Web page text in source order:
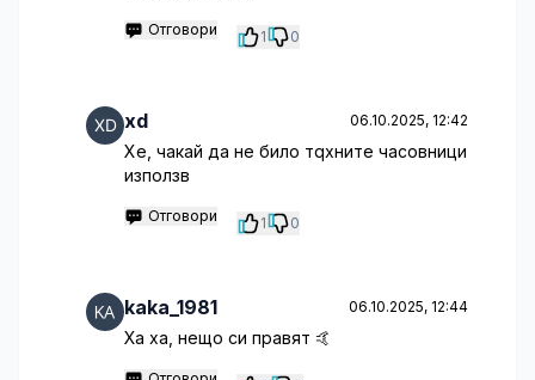
Отговори 1 0
xd 06.10.2025, 12:42
Хе, чакай да не било тqхните часовници
използв
Отговори 1 0
kaka_1981 06.10.2025, 12:44
Ха ха, нещо си правят 🤙